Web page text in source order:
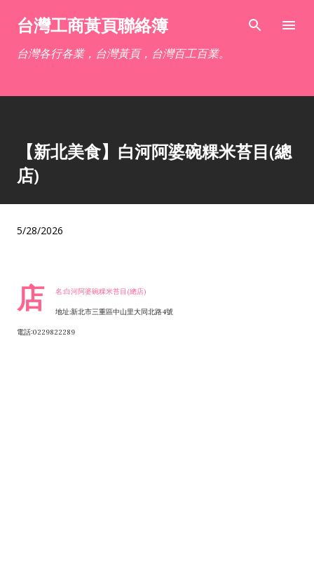
跳到主要內容
台灣工商黃頁聯絡簿
台灣各行各業，台灣黃頁，台灣百工百業。
【新北美食】白河阿婆碗粿米苔目(總
店)
5/28/2026
店 名:白河阿婆碗粿米苔目(總店)
地址:新北市三重區中山里大同北路4號
電話:0229822289